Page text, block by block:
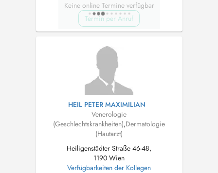
Keine online Termine verfügbar
Termin per Anruf
HEIL PETER MAXIMILIAN
Venerologie
(Geschlechtskrankheiten),Dermatologie
(Hautarzt)
Heiligenstädter Straße 46-48,
1190 Wien
Verfügbarkeiten der Kollegen